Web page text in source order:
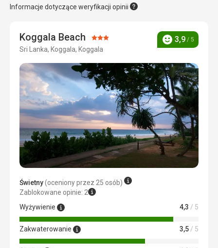
Informacje dotyczące weryfikacji opinii
Koggala Beach Ocena:
3/5
Sri Lanka, Koggala, Koggala
Ocena
3,9 / 5
Świetny(oceniony przez 25 osób)
Zablokowane opinie: 2
Wyżywienie
4,3 / 5
Zakwaterowanie 3,5 / 5